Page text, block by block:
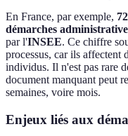
En France, par exemple,
démarches
par l'INSEE. Ce chiffre
processus, car ils affectent
individus. Il n'est pas rare
document manquant peut
semaines, voire mois.
Enjeux liés aux